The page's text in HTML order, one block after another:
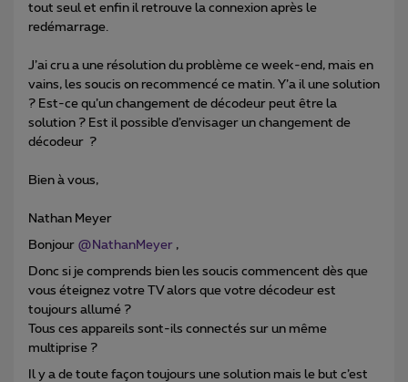
tout seul et enfin il retrouve la connexion après le
redémarrage.
J’ai cru a une résolution du problème ce week-end, mais en
vains, les soucis on recommencé ce matin. Y’a il une solution
? Est-ce qu’un changement de décodeur peut être la
solution ? Est il possible d’envisager un changement de
décodeur ?
Bien à vous,
Nathan Meyer
Bonjour @NathanMeyer ,
Donc si je comprends bien les soucis commencent dès que
vous éteignez votre TV alors que votre décodeur est
toujours allumé ?
Tous ces appareils sont-ils connectés sur un même
multiprise ?
Il y a de toute façon toujours une solution mais le but c’est